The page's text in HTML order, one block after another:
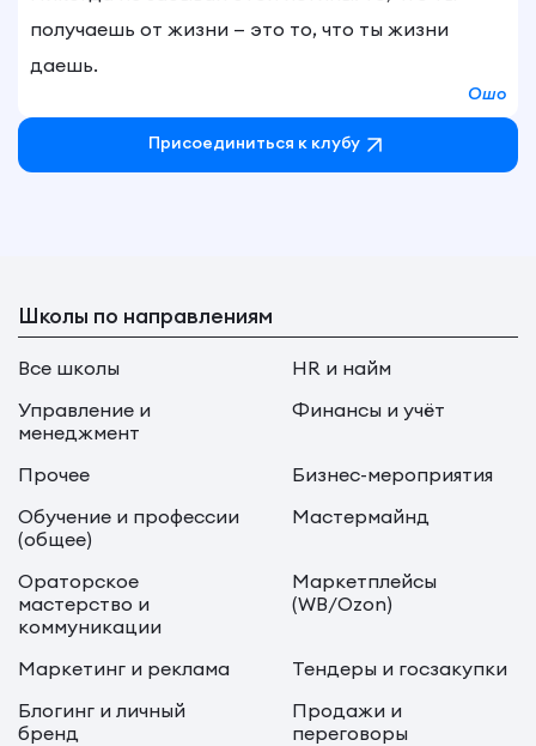
получаешь от жизни — это то, что ты жизни
даешь.
Ошо
Присоединиться к клубу
Школы по направлениям
Все школы
HR и найм
Управление и
менеджмент
Финансы и учёт
Прочее
Бизнес-мероприятия
Обучение и профессии
(общее)
Мастермайнд
Ораторское
мастерство и
коммуникации
Маркетплейсы
(WB/Ozon)
Маркетинг и реклама
Тендеры и госзакупки
Блогинг и личный
бренд
Продажи и
переговоры